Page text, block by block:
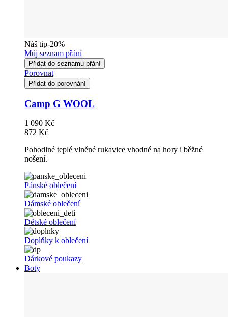
Náš tip-20%
Můj seznam přání
Přidat do seznamu přání
Porovnat
Přidat do porovnání
Camp G WOOL
1 090 Kč
872 Kč
Pohodlné teplé vlněné rukavice vhodné na hory i běžné
nošení.
Pánské oblečení
Dámské oblečení
Dětské oblečení
Doplňky k oblečení
Dárkové poukazy
Boty